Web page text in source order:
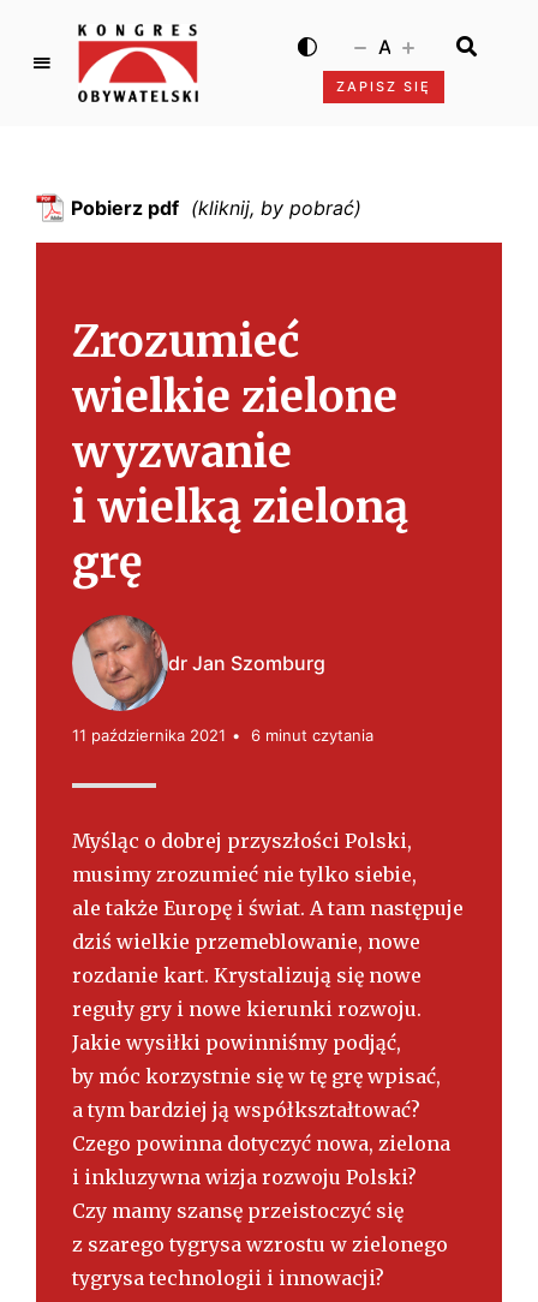
K
g
O
b
w
t
e
l
s
k
ZAPISZ SIĘ
A
Pobierz pdf
Zrozumieć
wielkie zielone
wyzwanie
i wielką zieloną
grę
dr Jan Szomburg
11 października 2021 6 minut czytania
Myśląc o dobrej przyszłości Polski,
musimy zrozumieć nie tylko siebie,
ale także Europę i świat. A tam następuje
dziś wielkie przemeblowanie, nowe
rozdanie kart. Krystalizują się nowe
reguły gry i nowe kierunki rozwoju.
Jakie wysiłki powinniśmy podjąć,
by móc korzystnie się w tę grę wpisać,
a tym bardziej ją współkształtować?
Czego powinna dotyczyć nowa, zielona
i inkluzywna wizja rozwoju Polski?
Czy mamy szansę przeistoczyć się
z szarego tygrysa wzrostu w zielonego
tygrysa technologii i innowacji?